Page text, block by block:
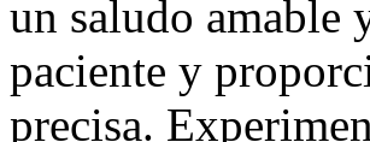
un saludo amable
paciente y
precisa.